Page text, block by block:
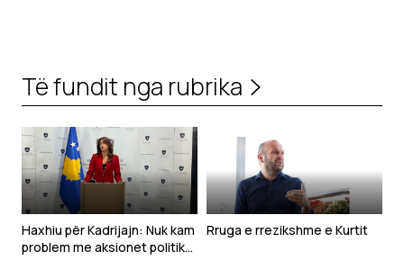
Të fundit nga rubrika
Haxhiu për Kadrijajn: Nuk kam
problem me aksionet politike
Rruga e rrezikshme e Kurtit